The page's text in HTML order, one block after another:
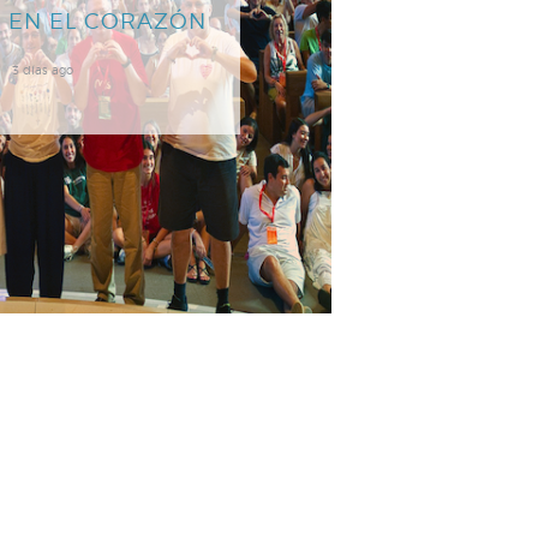
EN EL CORAZÓN
3 días ago